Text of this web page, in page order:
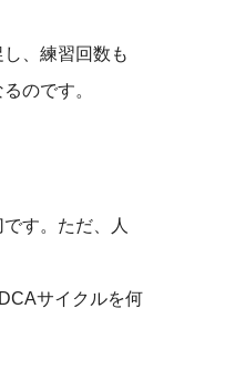
、練習回数も
のです。
す。ただ、人
サイクルを何